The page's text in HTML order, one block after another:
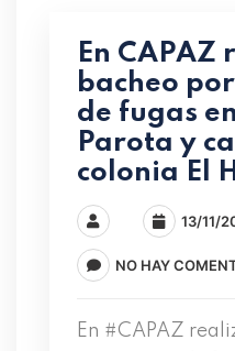
En CAPAZ
bacheo
de fugas
Parota y
colonia El
13/11/
NO HAY
En #CAPAZ